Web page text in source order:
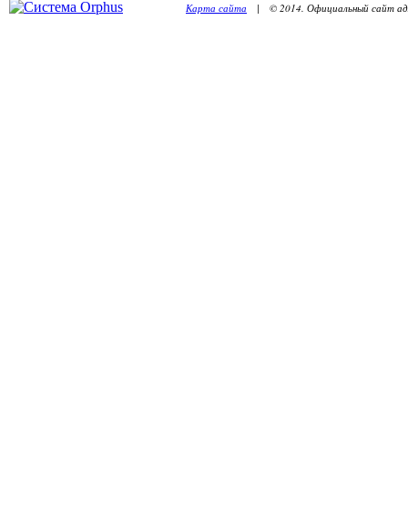
Карта сайта | © 2014. Официальный сайт